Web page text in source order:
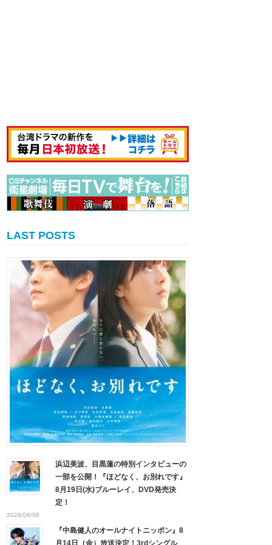
LAST POSTS
浜辺美波、目黒蓮の特別インタビューの
一部を公開！『ほどなく、お別れです』
8月19日(水)ブルーレイ、DVD発売決
定！
2026/08/08
『中島健人のオールナイトニッポン』8
月14日（金）放送決定！3rdシングル